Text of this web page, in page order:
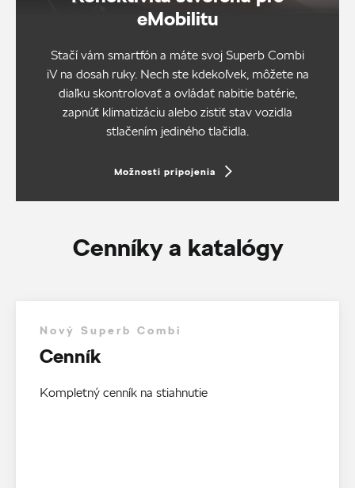
eMobilitu
Stačí vám smartfón a máte svoj Superb Combi
iV na dosah ruky. Nech ste kdekoľvek, môžete na
diaľku skontrolovať a ovládať nabitie batérie,
zapnúť klimatizáciu alebo zistiť stav vozidla
stlačením jediného tlačidla.
Možnosti pripojenia
Cenníky a katalógy
Nový Superb Combi
Cenník
Kompletný cenník na stiahnutie